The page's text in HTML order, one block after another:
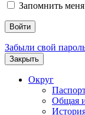
Запомнить меня
Забыли свой
Закрыть
Округ
Общая